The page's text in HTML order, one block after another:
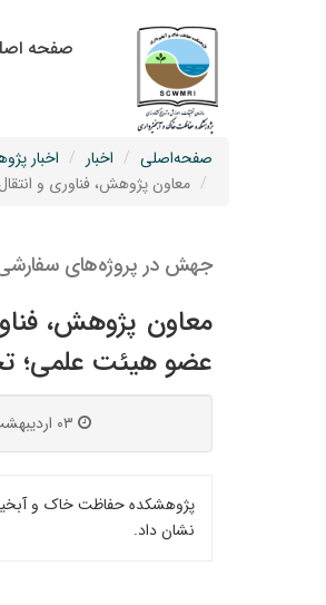
صفحه
صفحه‌اصلی اخبار
اخبار
معاون پژوهش، فناوری و انتقال یافته‌های پژوهشکده
جهش در پروژه‌های
عضو هیئت علمی؛ تجاری‌سازی ۱۰ دانش فنی در
۰۳ اردیبهشت ۱۴۰۵ | ۱۷:۰۲
نشان داد.